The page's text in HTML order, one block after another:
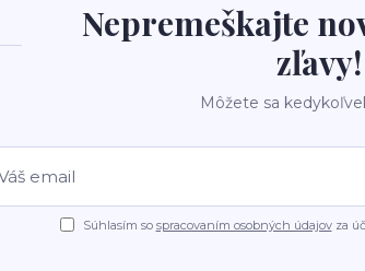
Nepremeškajte
zľavy!
Môžete sa
Súhlasím so spracovaním osobných údajovza